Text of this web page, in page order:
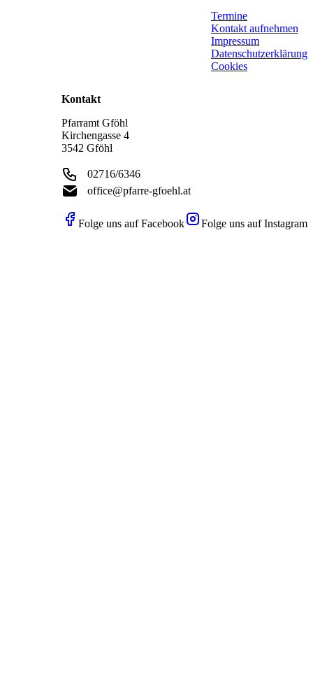
Termine
Kontakt aufnehmen
Impressum
Datenschutzerklärung
Cookies
Kontakt
Pfarramt Gföhl
Kirchengasse 4
3542 Gföhl
02716/6346
office@pfarre-gfoehl.at
Folge uns auf Facebook Folge uns auf Instagram